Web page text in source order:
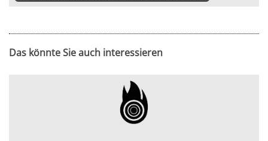
Das könnte Sie auch interessieren